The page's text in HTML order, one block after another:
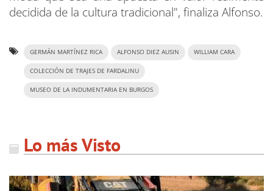
decidida de la cultura tradicional", finaliza Alfonso.
GERMÁN MARTÍNEZ RICA ALFONSO DIEZ AUSIN WILLIAM CARA
COLECCIÓN DE TRAJES DE FARDALINU
MUSEO DE LA INDUMENTARIA EN BURGOS
Lo más Visto